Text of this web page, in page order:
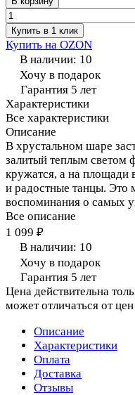
Купить в 1 клик
Купить на OZON
В наличии: 10
Хочу в подарок
Гарантия 5 лет
Характеристики
Все характеристики
Описание
В хрустальном шаре
залитый теплым светом
кружатся, а на площади
и радостные танцы. Это
воспоминания о самых
Все описание
1 099 ₽
В наличии: 10
Хочу в подарок
Гарантия 5 лет
Цена действительна
может отличаться от
Описание
Характеристики
Оплата
Доставка
Отзывы